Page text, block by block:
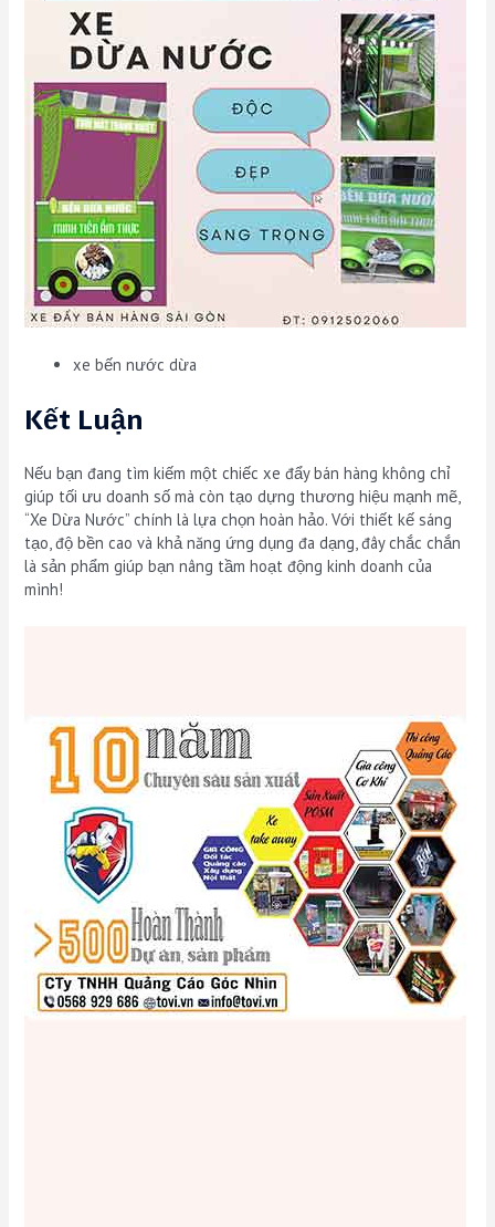
xe bến nước dừa
Kết Luận
Nếu bạn đang tìm kiếm một chiếc xe đẩy bán hàng không chỉ
giúp tối ưu doanh số mà còn tạo dựng thương hiệu mạnh mẽ,
“Xe Dừa Nước” chính là lựa chọn hoàn hảo. Với thiết kế sáng
tạo, độ bền cao và khả năng ứng dụng đa dạng, đây chắc chắn
là sản phẩm giúp bạn nâng tầm hoạt động kinh doanh của
mình!